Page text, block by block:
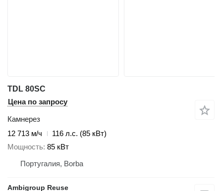
TDL 80SC
Цена по запросу
Камнерез
12 713 м/ч
116 л.с. (85 кВт)
Мощность 85 кВт
Португалия, Borba
Ambigroup Reuse